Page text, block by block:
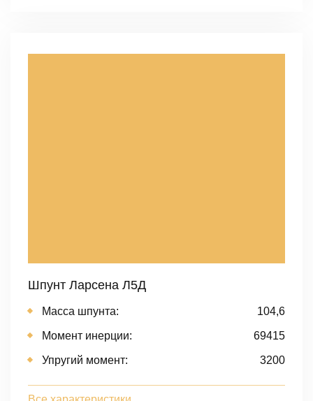
Шпунт Ларсена Л5Д
Масса шпунта: 104,6
Момент инерции: 69415
Упругий момент: 3200